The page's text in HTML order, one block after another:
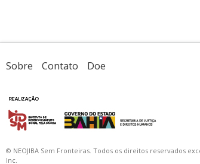
Sobre Contato Doe
© NEOJIBA Sem Fronteiras. Todos os direitos reservados
Inc.